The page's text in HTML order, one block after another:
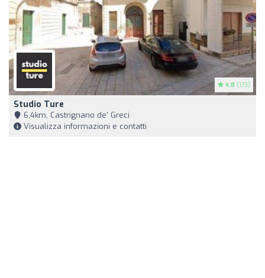
4.8 (173)
Studio Ture
6,4km, Castrignano de' Greci
Visualizza informazioni e contatti